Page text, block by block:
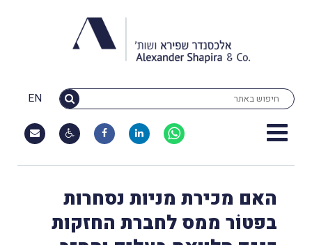
EN
האם מכירת מניות נסחרות
בפטוֹר ממס לחברת החזקות